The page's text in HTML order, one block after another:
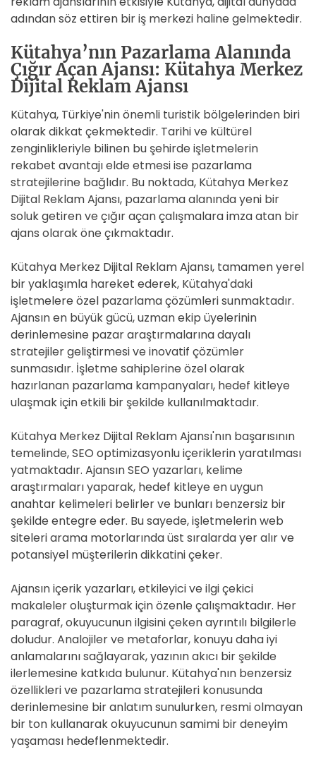
adından söz ettiren bir iş merkezi haline gelmektedir.
Kütahya’nın Pazarlama Alanında
Çığır Açan Ajansı: Kütahya Merkez
Dijital Reklam Ajansı
Kütahya, Türkiye'nin önemli turistik bölgelerinden biri
olarak dikkat çekmektedir. Tarihi ve kültürel
zenginlikleriyle bilinen bu şehirde işletmelerin
rekabet avantajı elde etmesi ise pazarlama
stratejilerine bağlıdır. Bu noktada, Kütahya Merkez
Dijital Reklam Ajansı, pazarlama alanında yeni bir
soluk getiren ve çığır açan çalışmalara imza atan bir
ajans olarak öne çıkmaktadır.
Kütahya Merkez Dijital Reklam Ajansı, tamamen yerel
bir yaklaşımla hareket ederek, Kütahya'daki
işletmelere özel pazarlama çözümleri sunmaktadır.
Ajansın en büyük gücü, uzman ekip üyelerinin
derinlemesine pazar araştırmalarına dayalı
stratejiler geliştirmesi ve inovatif çözümler
sunmasıdır. İşletme sahiplerine özel olarak
hazırlanan pazarlama kampanyaları, hedef kitleye
ulaşmak için etkili bir şekilde kullanılmaktadır.
Kütahya Merkez Dijital Reklam Ajansı'nın başarısının
temelinde, SEO optimizasyonlu içeriklerin yaratılması
yatmaktadır. Ajansın SEO yazarları, kelime
araştırmaları yaparak, hedef kitleye en uygun
anahtar kelimeleri belirler ve bunları benzersiz bir
şekilde entegre eder. Bu sayede, işletmelerin web
siteleri arama motorlarında üst sıralarda yer alır ve
potansiyel müşterilerin dikkatini çeker.
Ajansın içerik yazarları, etkileyici ve ilgi çekici
makaleler oluşturmak için özenle çalışmaktadır. Her
paragraf, okuyucunun ilgisini çeken ayrıntılı bilgilerle
doludur. Analojiler ve metaforlar, konuyu daha iyi
anlamalarını sağlayarak, yazının akıcı bir şekilde
ilerlemesine katkıda bulunur. Kütahya'nın benzersiz
özellikleri ve pazarlama stratejileri konusunda
derinlemesine bir anlatım sunulurken, resmi olmayan
bir ton kullanarak okuyucunun samimi bir deneyim
yaşaması hedeflenmektedir.